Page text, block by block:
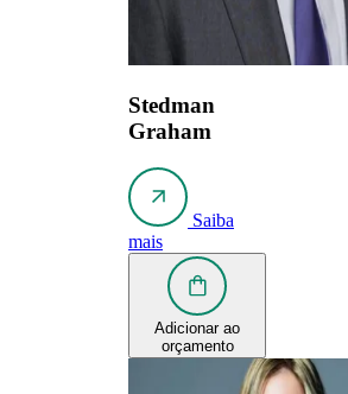
Stedman
Graham
Saiba
mais
Adicionar ao
orçamento